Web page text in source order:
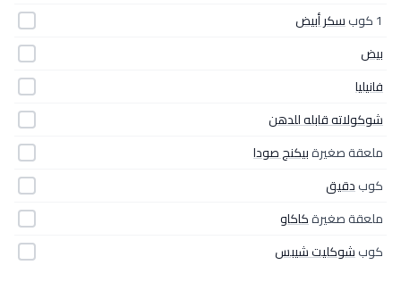
1 كوب
سكر أبيض
بيض
فانيليا
شوكولاته قابله للدهن
ملعقة صغيرةبيكنج صودا
كوبدقيق
ملعقة صغيرةكاكاو
كوبشوكليت شيبس